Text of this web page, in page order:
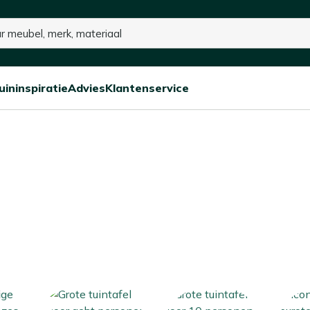
Open/sluitOpen/sluit
Advies
Open/sluit
Klantenservice